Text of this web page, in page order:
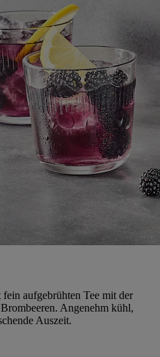
aufgebrühten Tee mit der
Angenehm kühl,
Auszeit.